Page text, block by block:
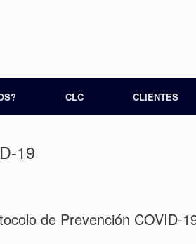
CLC CLIENTES
19
de Prevención COVID-